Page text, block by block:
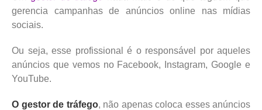
gerencia campanhas de anúncios online nas mídias
sociais.
Ou seja, esse profissional é o responsável por aqueles
anúncios que vemos no Facebook, Instagram, Google e
YouTube.
O gestor de tráfego, não apenas coloca esses anúncios